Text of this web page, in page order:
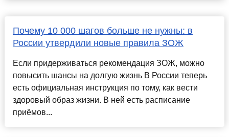
Почему 10 000 шагов больше не нужны: в
России утвердили новые правила ЗОЖ
Если придерживаться рекомендация ЗОЖ, можно
повысить шансы на долгую жизнь В России теперь
есть официальная инструкция по тому, как вести
здоровый образ жизни. В ней есть расписание
приёмов...